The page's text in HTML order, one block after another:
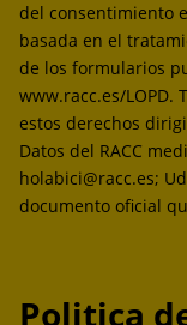
del consentimiento
basada en el
de los formularios
www.racc.es/
estos derechos
Datos del RACC
holabici@racc.es;
documento oficial
Politica